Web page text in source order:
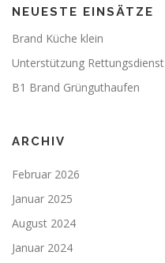
NEUESTE EINSÄTZE
Brand Küche klein
Unterstützung Rettungsdienst
B1 Brand Grünguthaufen
ARCHIV
Februar 2026
Januar 2025
August 2024
Januar 2024